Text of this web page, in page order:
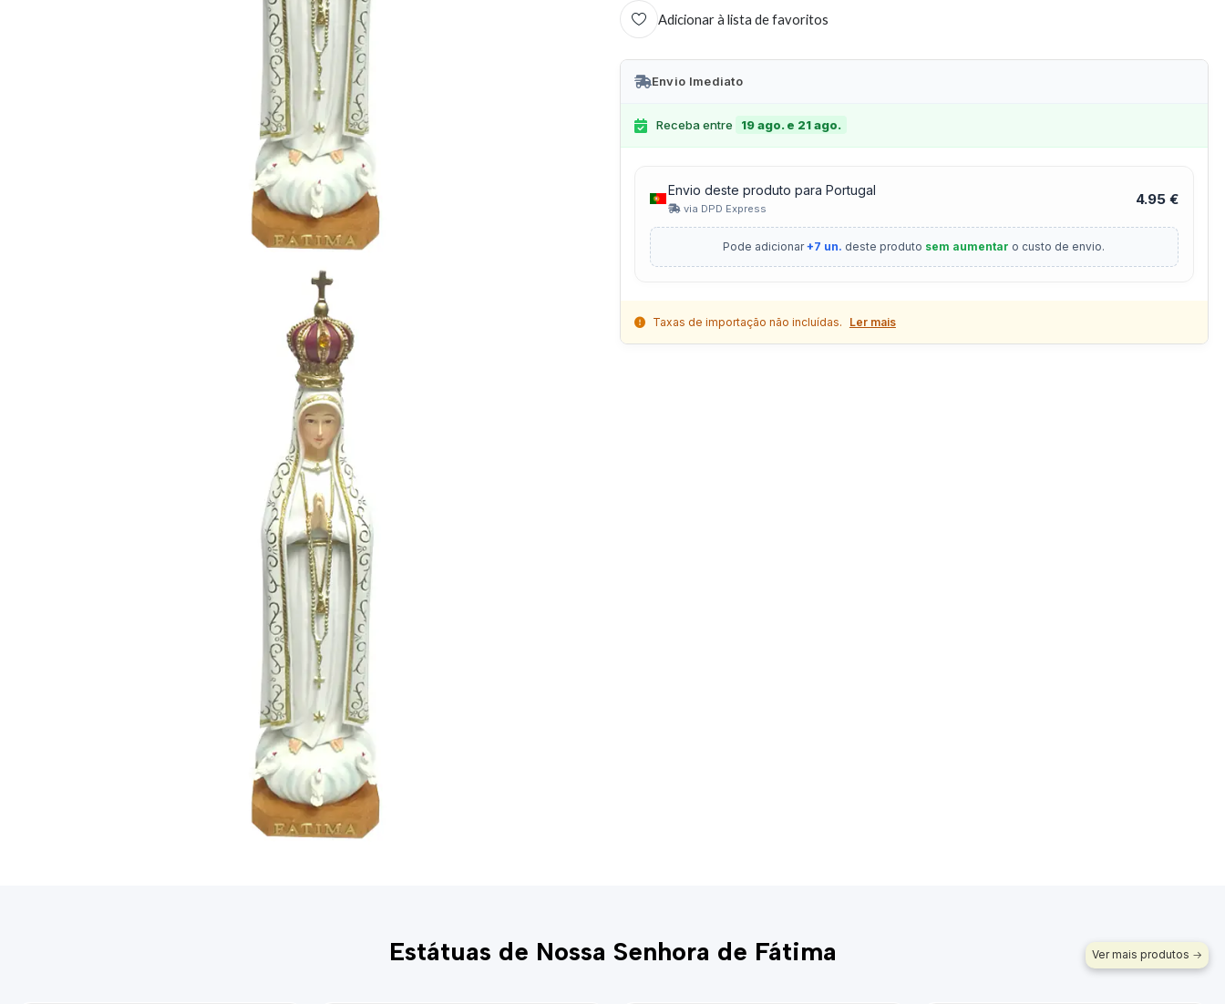
Adicionar à lista de favoritos
Envio Imediato
Receba entre 19 ago. e 21 ago.
Envio deste produto para Portugal
via DPD Express
4.95 €
Pode adicionar+7 un. deste produto sem aumentar o custo de envio.
Taxas de importação não incluídas. Ler mais
Estátuas de Nossa Senhora de Fátima Ver mais produtos